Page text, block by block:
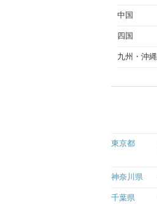
中国
四国
九州 沖縄
東京都
神奈川県
千葉県